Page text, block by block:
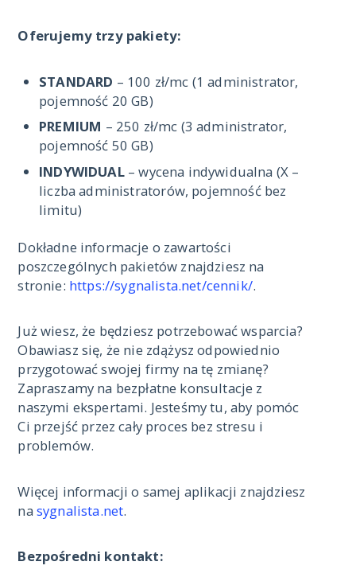
Oferujemy trzy pakiety:
STANDARD – 100 zł/mc (1 administrator,
pojemność 20 GB)
PREMIUM – 250 zł/mc (3 administrator,
pojemność 50 GB)
INDYWIDUAL – wycena indywidualna (X –
liczba administratorów, pojemność bez
limitu)
Dokładne informacje o zawartości
poszczególnych pakietów znajdziesz na
stronie: https://sygnalista.net/cennik/.
Już wiesz, że będziesz potrzebować wsparcia?
Obawiasz się, że nie zdążysz odpowiednio
przygotować swojej firmy na tę zmianę?
Zapraszamy na bezpłatne konsultacje z
naszymi ekspertami. Jesteśmy tu, aby pomóc
Ci przejść przez cały proces bez stresu i
problemów.
Więcej informacji o samej aplikacji znajdziesz
na sygnalista.net.
Bezpośredni kontakt: